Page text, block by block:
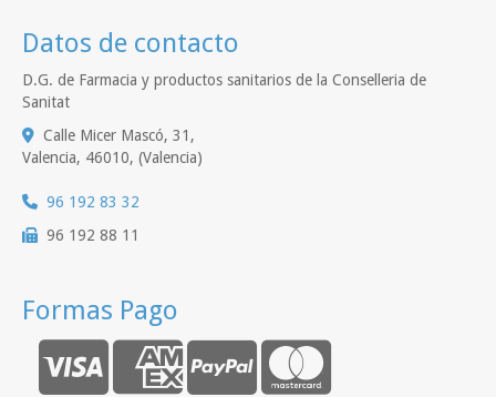
Datos de contacto
D.G. de Farmacia y productos sanitarios de la Conselleria de
Sanitat
Calle Micer Mascó, 31,
Valencia, 46010, (Valencia)
96 192 83 32
96 192 88 11
Formas Pago